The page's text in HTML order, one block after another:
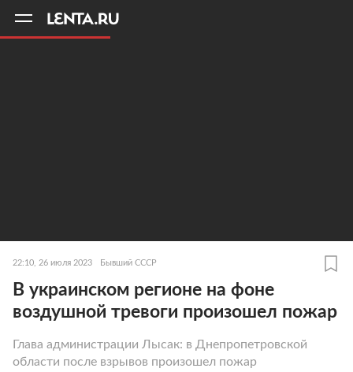
22:10, 26 июля 2023 Бывший СССР
В украинском регионе на фоне
воздушной тревоги произошел пожар
Глава администрации Лысак: в Днепропетровской
области после взрывов произошел пожар